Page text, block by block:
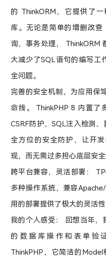
的 ThinkORM，它提供了
库。无论是简单的增删改查
询、事务处理， ThinkORM
大减少了SQL语句的编写工
全问题。
完善的安全机制，为应用保
命线。 ThinkPHP 8 内置了
CSRF防护、SQL注入检测
全方位的安全防护，让开
现，而无需过多担心底层安全
跨平台兼容，灵活部署：
多种操作系统，兼容
用的部署提供了极大的灵活性
我的个人感受： 回想当年，
的数据库操作和表单验
ThinkPHP，它简洁的